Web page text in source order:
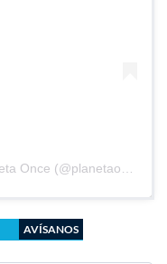
AVÍSANOS